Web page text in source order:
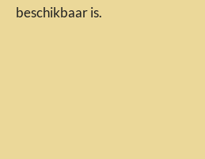
beschikbaar is.